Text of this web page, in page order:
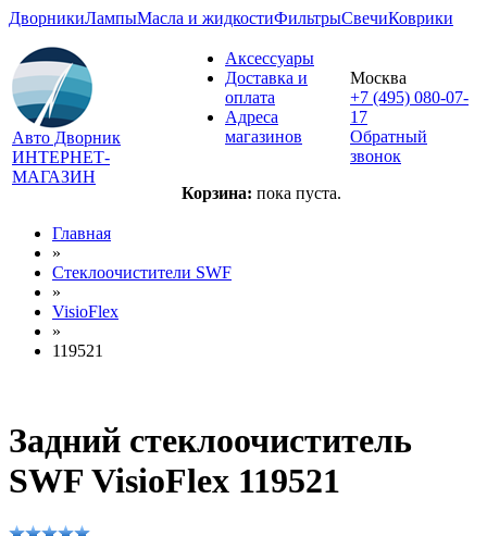
ДворникиЛампыМасла и жидкостиФильтрыСвечиКоврики
Авто Дворник
ИНТЕРНЕТ-
МАГАЗИН
Аксессуары
Доставка и
оплата
Адреса
магазинов
Корзина: пока пуста.
Москва
+7 (495) 080-07-
17
Обратный
звонок
Главная
»
Стеклоочистители SWF
»
VisioFlex
»
119521
Задний стеклоочиститель
SWF VisioFlex 119521